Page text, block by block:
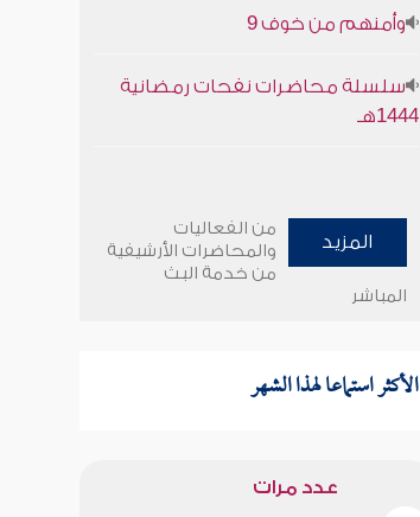
وأمنهم من خوف 9
سلسلة محاضرات نفحات رمضانية
1444هـ
المزيد
من الفعاليات
والمحاضرات الأرشيفية
من خدمة البث
المباشر
الأكثر استماعا لهذا الشهر
عدد مرات